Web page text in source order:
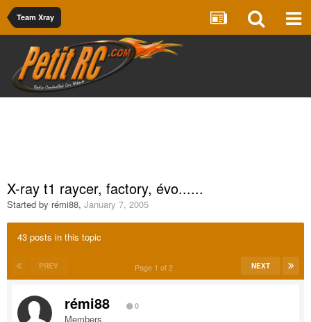
Team Xray
X-ray t1 raycer, factory, évo......
Started by rémi88, January 7, 2005
43 posts in this topic
PREV NEXT
Page 1 of 2
rémi88 0
Members